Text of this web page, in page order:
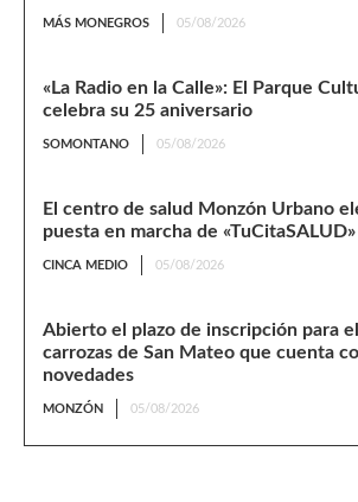
MÁS MONEGROS 05/08/2026
«La Radio en la Calle»: El Parque
celebra su 25 aniversario
SOMONTANO 05/08/2026
El centro de salud Monzón Urbano
puesta en marcha de «TuCitaSALUD»
CINCA MEDIO 05/08/2026
Abierto el plazo de inscripción para
carrozas de San Mateo que cuenta
novedades
MONZÓN 05/08/2026